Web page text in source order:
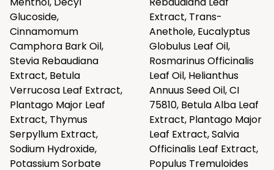
Glucoside,
Cinnamomum
Camphora Bark Oil,
Stevia Rebaudiana
Extract, Betula
Verrucosa Leaf Extract,
Plantago Major Leaf
Extract, Thymus
Serpyllum Extract,
Sodium Hydroxide,
Potassium Sorbate
Extract, Trans-
Anethole, Eucalyptus
Globulus Leaf Oil,
Rosmarinus Officinalis
Leaf Oil, Helianthus
Annuus Seed Oil, CI
75810, Betula Alba Leaf
Extract, Plantago Major
Leaf Extract, Salvia
Officinalis Leaf Extract,
Populus Tremuloides